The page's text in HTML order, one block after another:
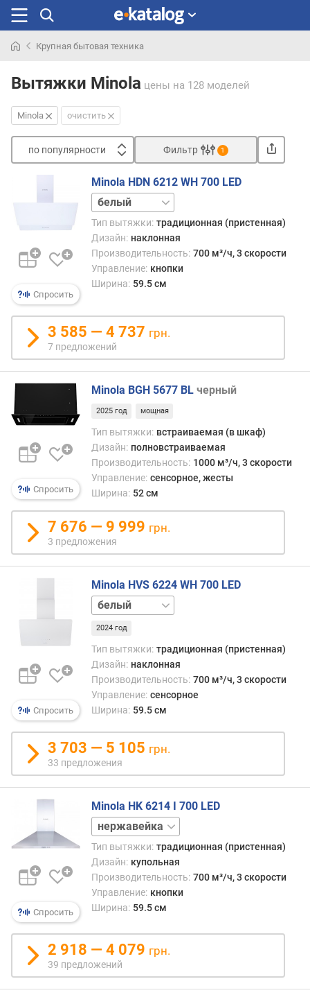
раньше
Крупная бытовая техника
Вытяжки Minola цены на 128 моделей
Minola очистить
по популярности
п
у
я
р
о
и
т
е
в
ы
х
к
д
о
о
т
о
р
о
г
и
х
к
е
ш
в
ы
п
о
о
т
з
Фильтр 1
Спросить
Minola HDN 6212 WH 700 LED
черный
Тип вытяжки: традиционная (пристенная)
Дизайн: наклонная
Производительность: 700 м³/ч, 3 скорости
Управление: кнопки
Ширина: 59.5 см
3 585 — 4 737 грн.
7 предложений
Спросить
Minola BGH 5677 BL черный
2025 год мощная
Тип вытяжки: встраиваемая (в шкаф)
Дизайн: полновстраиваемая
Производительность: 1000 м³/ч, 3 скорости
Управление: сенсорное, жесты
Ширина: 52 см
7 676 — 9 999 грн.
3 предложения
Спросить
Minola HVS 6224 WH 700 LED
черный
2024 год
Тип вытяжки: традиционная (пристенная)
Дизайн: наклонная
Производительность: 700 м³/ч, 3 скорости
Управление: сенсорное
Ширина: 59.5 см
3 703 — 5 105 грн.
33 предложения
Спросить
Minola HK 6214 I 700 LED
белый
коричневый
черный
Тип вытяжки: традиционная (пристенная)
Дизайн: купольная
Производительность: 700 м³/ч, 3 скорости
Управление: кнопки
Ширина: 59.5 см
2 918 — 4 079 грн.
39 предложений